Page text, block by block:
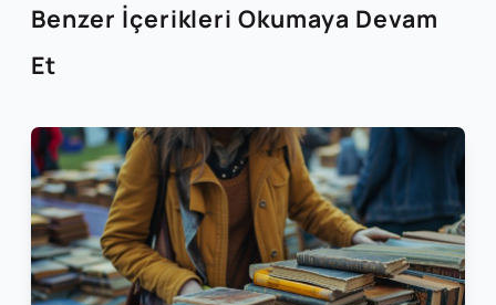
Benzer İçerikleri Okumaya Devam
Et